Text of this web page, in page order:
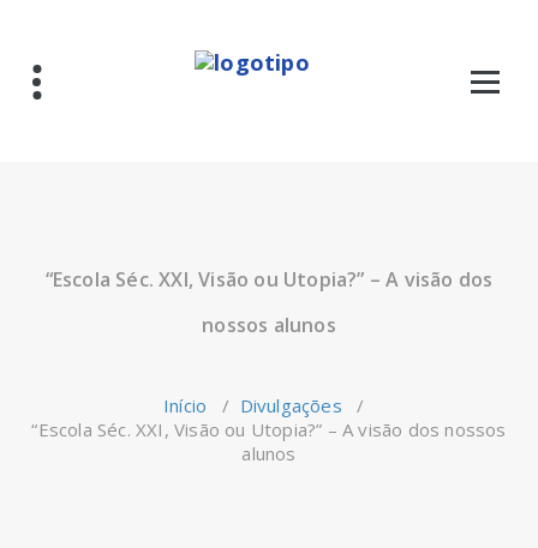
conteúdo
“Escola Séc. XXI, Visão ou Utopia?” – A visão dos
nossos alunos
Início / Divulgações /
“Escola Séc. XXI, Visão ou Utopia?” – A visão dos nossos
alunos